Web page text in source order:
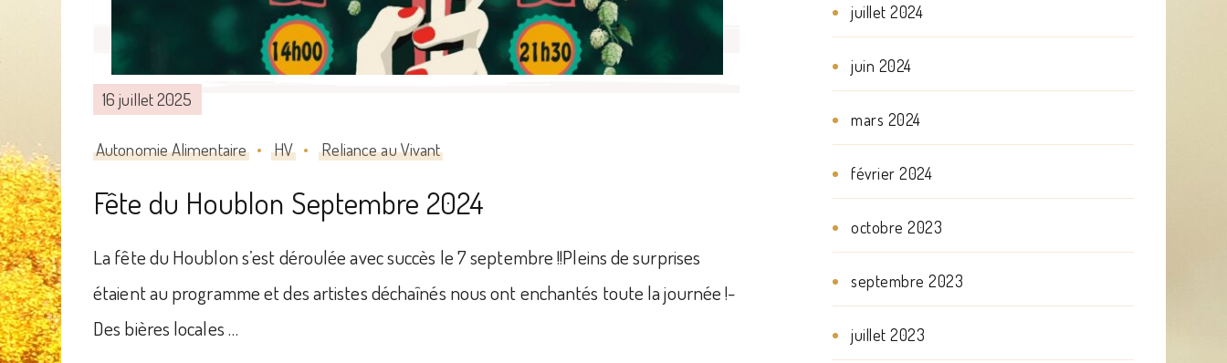
16 juillet 2025
Autonomie Alimentaire HV Reliance au Vivant
Fête du Houblon Septembre 2024
La fête du Houblon s’est déroulée avec succès le 7 septembre !!Pleins de surprises
étaient au programme et des artistes déchaînés nous ont enchantés toute la journée !-
Des bières locales …
juillet 2024
juin 2024
mars 2024
février 2024
octobre 2023
septembre 2023
juillet 2023